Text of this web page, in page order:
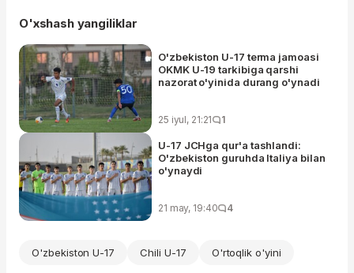
O'xshash yangiliklar
O'zbekiston U-17 terma jamoasi
OKMK U-19 tarkibiga qarshi
nazorat o'yinida durang o'ynadi
25 iyul, 21:21 1
U-17 JCHga qur'a tashlandi:
O'zbekiston guruhda Italiya bilan
o'ynaydi
21 may, 19:40 4
O'zbekiston U-17 Chili U-17 O'rtoqlik o'yini